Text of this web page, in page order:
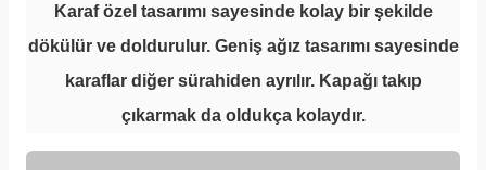
Karaf özel tasarımı sayesinde kolay bir şekilde
dökülür ve doldurulur. Geniş ağız tasarımı sayesinde
karaflar diğer sürahiden ayrılır. Kapağı takıp
çıkarmak da oldukça kolaydır.